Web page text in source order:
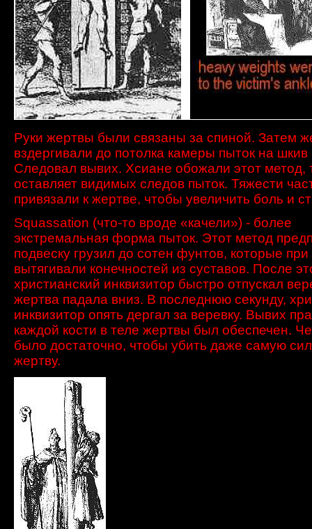
Руки жертвы были связаны за спиной. Затем
вздергивали до потолка камеры пыток на шкив
Следовал вывих. Хсиане обожали этот метод,
оставляет видимых следов пыток. Тяжести
привязали к жертве, чтобы увеличить боль и
Squassation (что-то вроде «качели») - более
экстремальная форма пыток. Этот метод
подвеску грузил до сотен фунтов, которые при
вытягивали конечностей из суставов. После
христианский инквизитор быстро отпускал
жертва падала вниз. В последнюю секунду,
инквизитор опять дергал за веревку. Вывих
каждой кости в теле жертвы был обеспечен.
было достаточно, чтобы убить даже самую
жертву.